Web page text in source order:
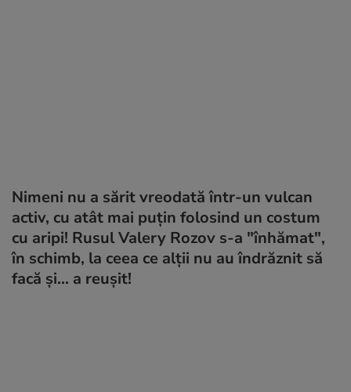
Nimeni nu a sărit vreodată într-un vulcan
activ, cu atât mai puţin folosind un costum
cu aripi! Rusul Valery Rozov s-a "înhămat",
în schimb, la ceea ce alţii nu au îndrăznit să
facă şi... a reuşit!